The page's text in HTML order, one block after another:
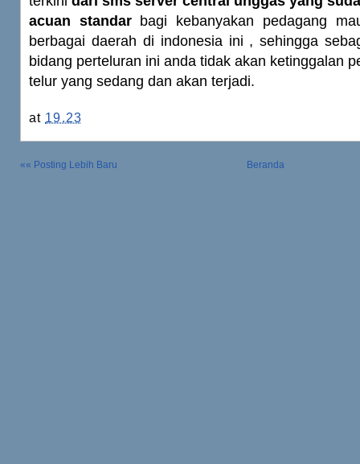
acuan standarbagi kebanyakan pedagang
berbagai daerah di indonesia ini , sehingga
bidang perteluran ini anda tidak akan ketinggalan
telur yang sedang dan akan terjadi.
at 19.23
«« Posting Lebih Baru Beranda